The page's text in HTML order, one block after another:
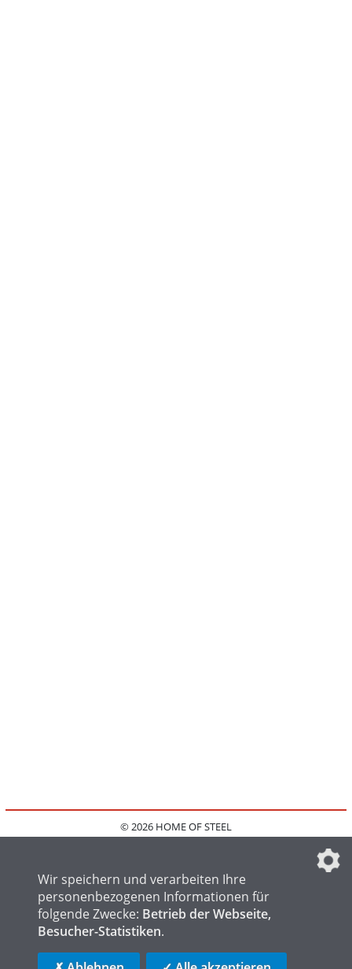
© 2026 HOME OF STEEL
IMPRESSUM
FAQ
DATENSCHUTZEINSTELLUNGEN
HOME OF LOGISTICS
Wir speichern und verarbeiten Ihre
personenbezogenen Informationen für
folgende Zwecke: Betrieb der Webseite,
Besucher-Statistiken.